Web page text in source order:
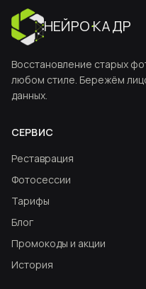
НЕЙРО·КАДР
Восстановление старых
любом стиле. Бережём
данных.
СЕРВИС
Реставрация
Фотосессии
Тарифы
Блог
Промокоды и акции
История